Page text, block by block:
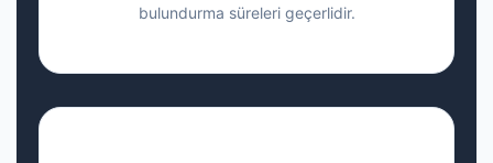
bulundurma süreleri geçerlidir.